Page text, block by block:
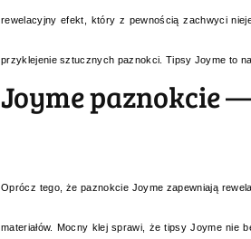
rewelacyjny efekt, który z pewnością zachwyci
przyklejenie sztucznych paznokci. Tipsy Joyme to
Joyme paznokcie
Oprócz tego, że paznokcie Joyme zapewniają
materiałów. Mocny klej sprawi, że tipsy Joyme nie